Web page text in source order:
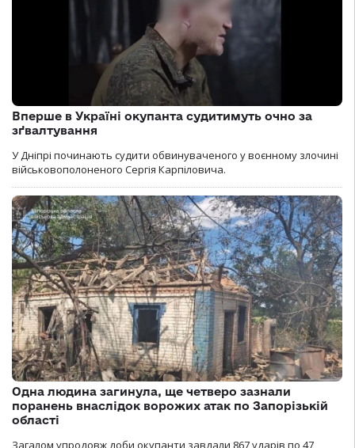
Вперше в Україні окупанта судитимуть очно за
зґвалтування
У Дніпрі починають судити обвинуваченого у воєнному злочині
військовополоненого Сергія Карпіловича.
Одна людина загинула, ще четверо зазнали
поранень внаслідок ворожих атак по Запорізькій
області
Загалом упродовж доби окупанти завдали 867 ударів по 47